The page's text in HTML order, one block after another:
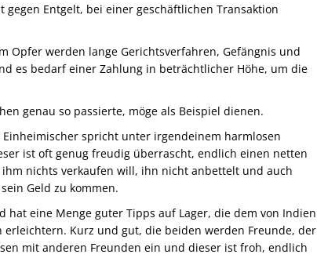
gegen Entgelt, bei einer geschäftlichen Transaktion
Opfer werden lange Gerichtsverfahren, Gefängnis und
es bedarf einer Zahlung in beträchtlicher Höhe, um die
genau so passierte, möge als Beispiel dienen.
spricht unter irgendeinem harmlosen
ist oft genug freudig überrascht, endlich einen netten
nichts verkaufen will, ihn nicht anbettelt und auch
Geld zu kommen.
hat eine Menge guter Tipps auf Lager, die dem von Indien
erleichtern. Kurz und gut, die beiden werden Freunde, der
mit anderen Freunden ein und dieser ist froh, endlich